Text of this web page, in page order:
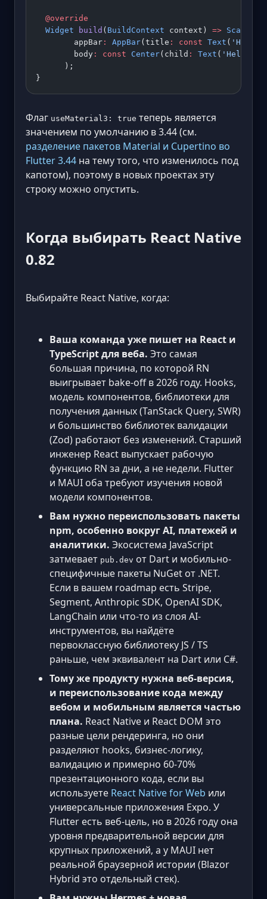
  @override
  Widget
build ( BuildContext context) => Scaffold
        appBar
: AppBar(title : const Text ( 'Hello'
        body
: const Center(child : Text ( 'Hello,
      );
}
Флаг useMaterial3: true теперь является
значением по умолчанию в 3.44 (см.
разделение пакетов Material и Cupertino во
Flutter 3.44 на тему того, что изменилось под
капотом), поэтому в новых проектах эту
строку можно опустить.
Когда выбирать React Native
0.82
Выбирайте React Native, когда:
Ваша команда уже пишет на React и
TypeScript для веба. Это самая
большая причина, по которой RN
выигрывает bake-off в 2026 году. Hooks,
модель компонентов, библиотеки для
получения данных (TanStack Query, SWR)
и большинство библиотек валидации
(Zod) работают без изменений. Старший
инженер React выпускает рабочую
функцию RN за дни, а не недели. Flutter
и MAUI оба требуют изучения новой
модели компонентов.
Вам нужно переиспользовать пакеты
npm, особенно вокруг AI, платежей и
аналитики. Экосистема JavaScript
затмевает pub.dev от Dart и мобильно-
специфичные пакеты NuGet от .NET.
Если в вашем roadmap есть Stripe,
Segment, Anthropic SDK, OpenAI SDK,
LangChain или что-то из слоя AI-
инструментов, вы найдёте
первоклассную библиотеку JS / TS
раньше, чем эквивалент на Dart или C#.
Тому же продукту нужна веб-версия,
и переиспользование кода между
вебом и мобильным является частью
плана. React Native и React DOM это
разные цели рендеринга, но они
разделяют hooks, бизнес-логику,
валидацию и примерно 60-70%
презентационного кода, если вы
используете React Native for Web или
универсальные приложения Expo. У
Flutter есть веб-цель, но в 2026 году она
уровня предварительной версии для
крупных приложений, а у MAUI нет
реальной браузерной истории (Blazor
Hybrid это отдельный стек).